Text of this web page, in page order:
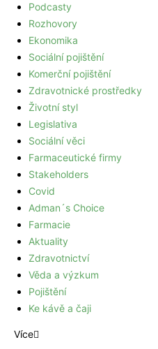
Podcasty
Rozhovory
Ekonomika
Sociální pojištění
Komerční pojištění
Zdravotnické prostředky
Životní styl
Legislativa
Sociální věci
Farmaceutické firmy
Stakeholders
Covid
Adman´s Choice
Farmacie
Aktuality
Zdravotnictví
Věda a výzkum
Pojištění
Ke kávě a čaji
Více